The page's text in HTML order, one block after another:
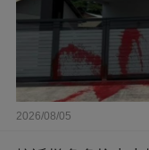
2026/08/05